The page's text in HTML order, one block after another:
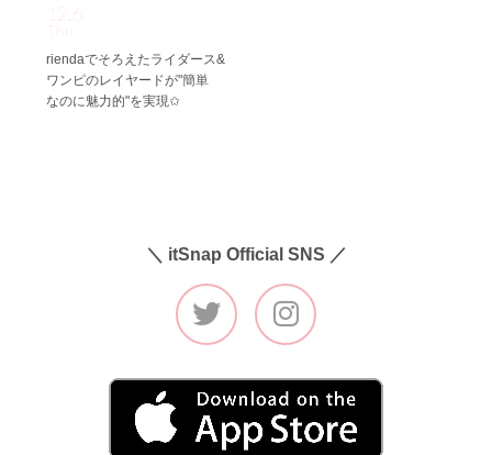
12.6
riendaでそろえたライダース&
ワンピのレイヤードが"簡単
なのに魅力的"を実現✩
＼ itSnap Official SNS ／